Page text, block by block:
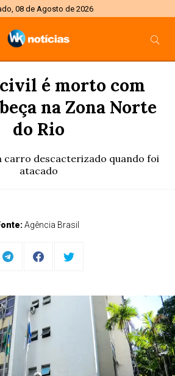
08 de Agosto de 2026
é morto com
na Zona Norte
do Rio
carro descacterizado quando foi
atacado
Agência Brasil